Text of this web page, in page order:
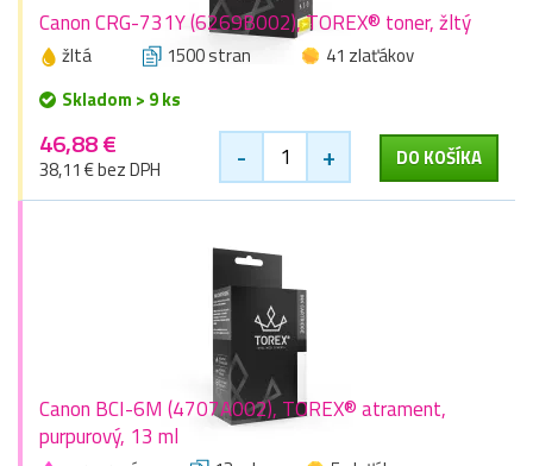
Canon CRG-731Y (6269B002), TOREX® toner, žltý
žltá 1500 stran
41 zlaťákov
Skladom > 9 ks
46,88 €
38,11 € bez DPH - + DO KOŠÍKA
Canon BCI-6M (4707A002), TOREX® atrament,
purpurový, 13 ml